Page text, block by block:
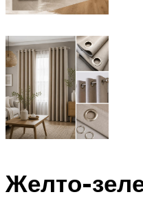
Желто-